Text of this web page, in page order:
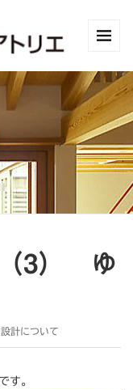
（3） ゆ
計について
す。